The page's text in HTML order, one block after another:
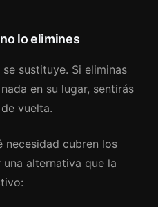
lo elimines
sustituye. Si eliminas
en su lugar, sentirás
vuelta.
necesidad cubren los
alternativa que la